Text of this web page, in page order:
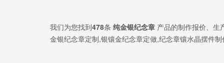
我们为您找到478条 纯金银纪念章 产品的制作报价、生
金银纪念章定制,银镶金纪念章定做,纪念章镶水晶摆件